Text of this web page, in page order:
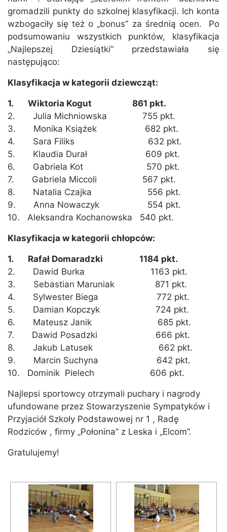
gromadzili punkty do szkolnej klasyfikacji. Ich konta
wzbogaciły się też o „bonus” za średnią ocen. Po
podsumowaniu wszystkich punktów, klasyfikacja
„Najlepszej Dziesiątki” przedstawiała się
następująco:
Klasyfikacja w kategorii dziewcząt:
1. Wiktoria Kogut 861 pkt.
2. Julia Michniowska 755 pkt.
3. Monika Książek 682 pkt.
4. Sara Filiks 632 pkt.
5. Klaudia Durał 609 pkt.
6. Gabriela Kot 570 pkt.
7. Gabriela Miccoli 567 pkt.
8. Natalia Czajka 556 pkt.
9. Anna Nowaczyk 554 pkt.
10. Aleksandra Kochanowska 540 pkt.
Klasyfikacja w kategorii chłopców:
1. Rafał Domaradzki 1184 pkt.
2. Dawid Burka 1163 pkt.
3. Sebastian Maruniak 871 pkt.
4. Sylwester Biega 772 pkt.
5. Damian Kopczyk 724 pkt.
6. Mateusz Janik 685 pkt.
7. Dawid Posadzki 666 pkt.
8. Jakub Latusek 662 pkt.
9. Marcin Suchyna 642 pkt.
10. Dominik Pielech 606 pkt.
Najlepsi sportowcy otrzymali puchary i nagrody
ufundowane przez Stowarzyszenie Sympatyków i
Przyjaciół Szkoły Podstawowej nr 1 , Radę
Rodziców , firmy „Połonina” z Leska i „Elcom”.
Gratulujemy!